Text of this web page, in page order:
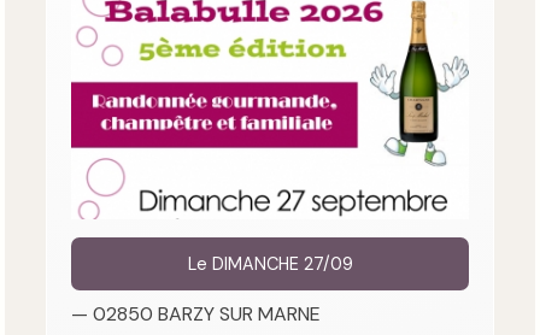
Le DIMANCHE 27/09
— 02850 BARZY SUR MARNE